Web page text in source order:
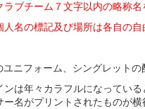
ブチーム７文字以内の略称名
名の標記及び場所は各自の自
ユニフォーム、シングレット
は年々カラフルになってい
ー名がプリントされたものが